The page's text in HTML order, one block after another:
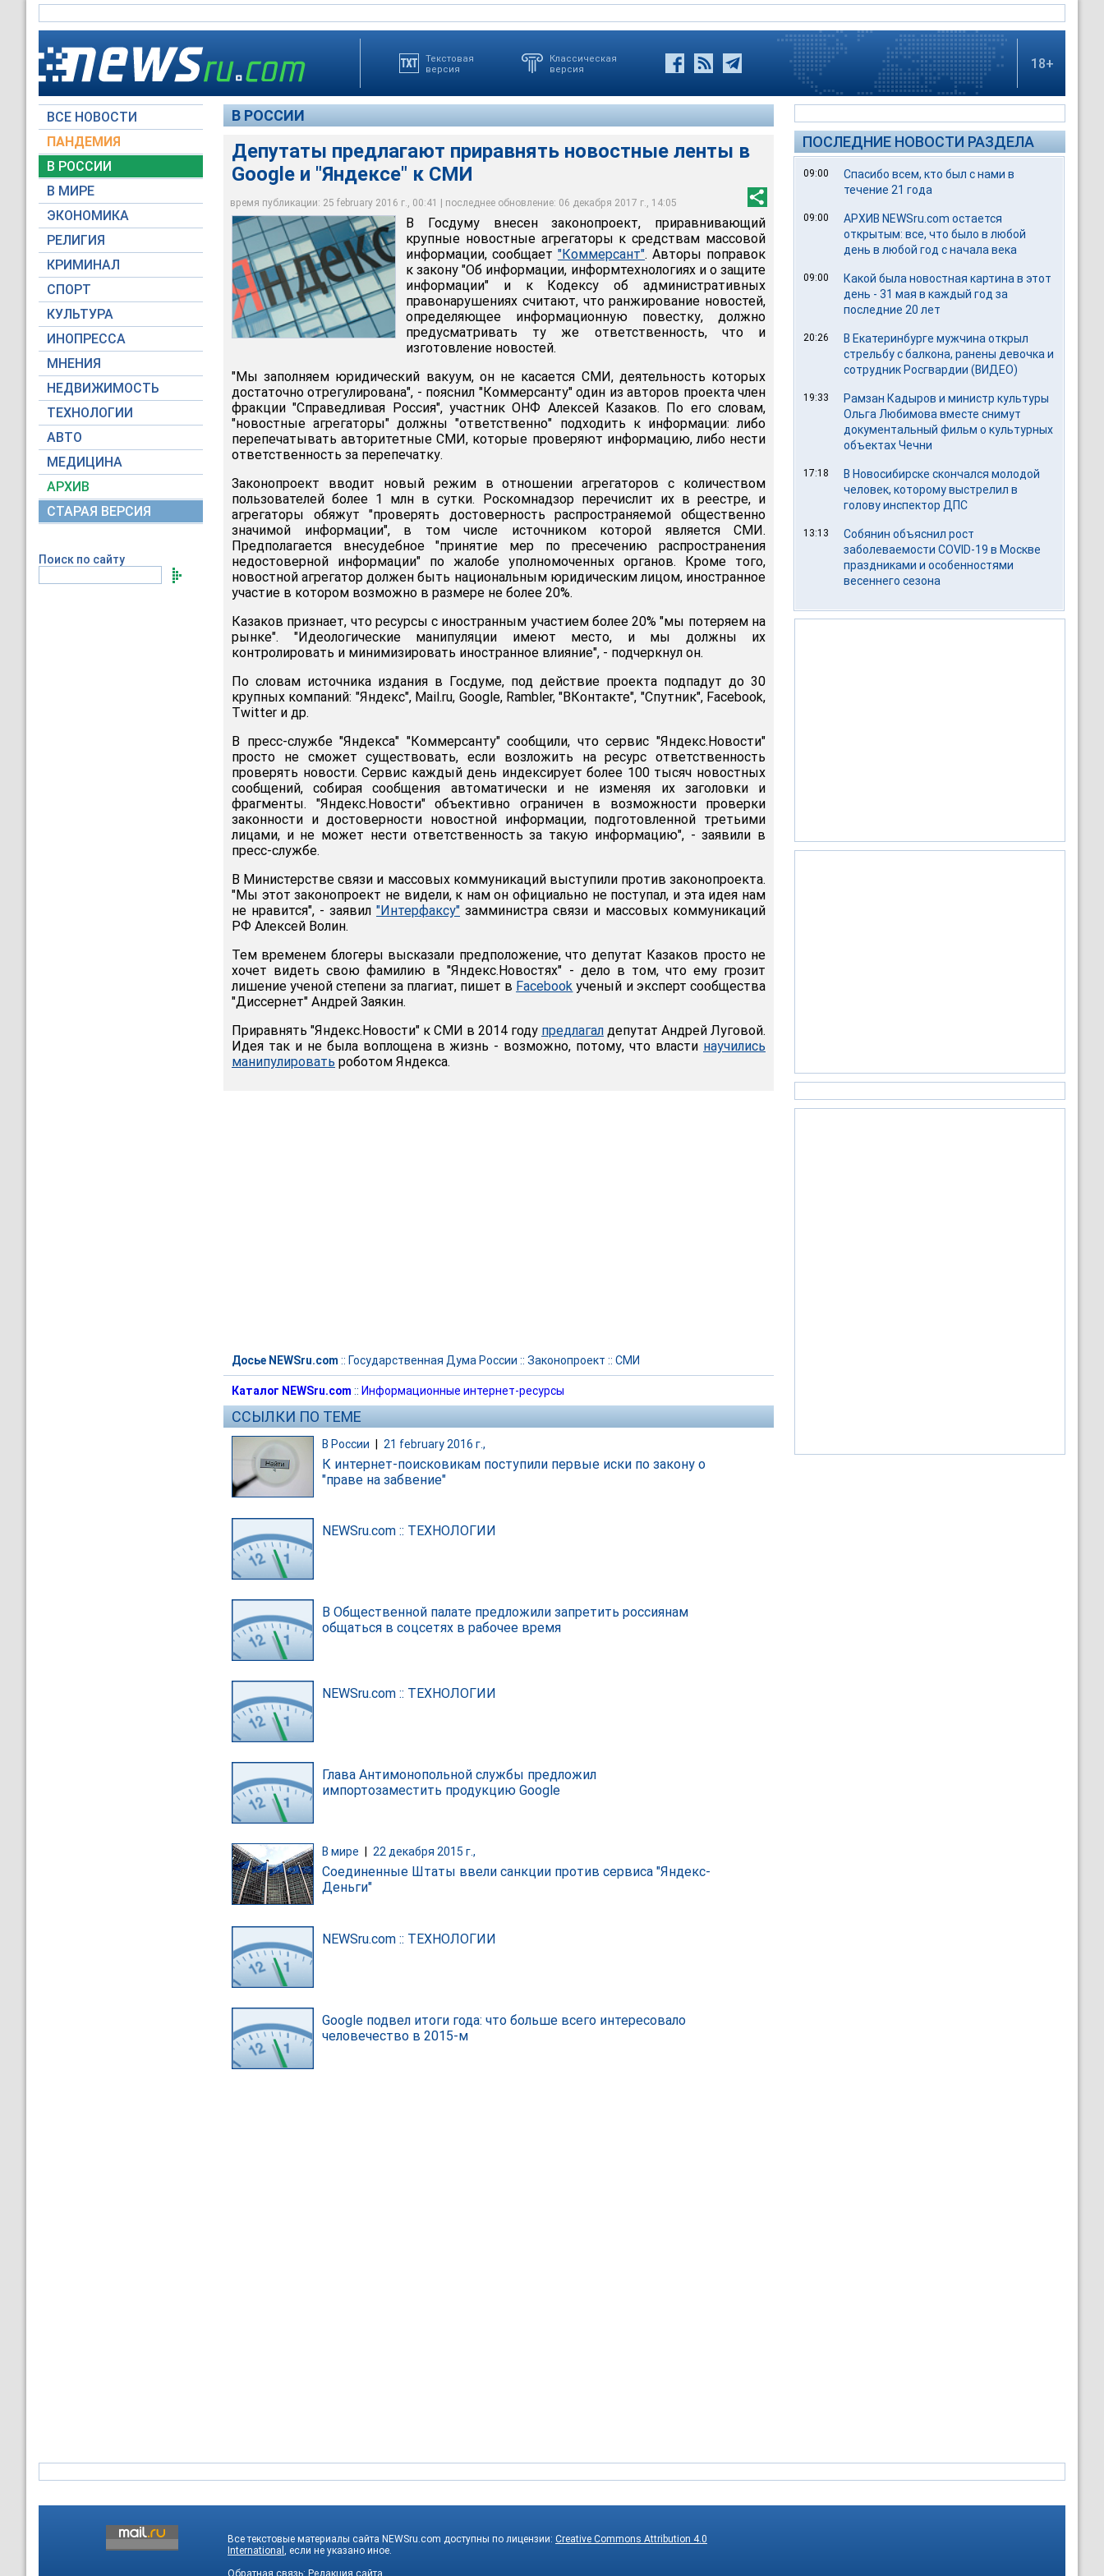
Текстовая
версия
Классическая
версия
18+
ВСЕ НОВОСТИ
ПАНДЕМИЯ
В РОССИИ
В МИРЕ
ЭКОНОМИКА
РЕЛИГИЯ
КРИМИНАЛ
СПОРТ
КУЛЬТУРА
ИНОПРЕССА
МНЕНИЯ
НЕДВИЖИМОСТЬ
ТЕХНОЛОГИИ
АВТО
МЕДИЦИНА
АРХИВ
СТАРАЯ ВЕРСИЯ
Поиск по сайту
В РОССИИ
Депутаты предлагают приравнять новостные ленты в
Google и "Яндексе" к СМИ
время публикации: 25 february 2016 г., 00:41 | последнее обновление: 06 декабря 2017 г., 14:05
Депутаты предлагают приравнять новостные ленты в Google и "Яндексе" к СМИ
© РИА Новости / Максим БлиновВ Госдуму внесен законопроект, приравнивающий
крупные новостные агрегаторы к средствам массовой
информации, сообщает "Коммерсант". Авторы поправок
к закону "Об информации, информтехнологиях и о защите
информации" и к Кодексу об административных
правонарушениях считают, что ранжирование новостей,
определяющее информационную повестку, должно
предусматривать ту же ответственность, что и
изготовление новостей.
"Мы заполняем юридический вакуум, он не касается СМИ, деятельность которых
достаточно отрегулирована", - пояснил "Коммерсанту" один из авторов проекта член
фракции "Справедливая Россия", участник ОНФ Алексей Казаков. По его словам,
"новостные агрегаторы" должны "ответственно" подходить к информации: либо
перепечатывать авторитетные СМИ, которые проверяют информацию, либо нести
ответственность за перепечатку.
Законопроект вводит новый режим в отношении агрегаторов с количеством
пользователей более 1 млн в сутки. Роскомнадзор перечислит их в реестре, и
агрегаторы обяжут "проверять достоверность распространяемой общественно
значимой информации", в том числе источником которой является СМИ.
Предполагается внесудебное "принятие мер по пресечению распространения
недостоверной информации" по жалобе уполномоченных органов. Кроме того,
новостной агрегатор должен быть национальным юридическим лицом, иностранное
участие в котором возможно в размере не более 20%.
Казаков признает, что ресурсы с иностранным участием более 20% "мы потеряем на
рынке". "Идеологические манипуляции имеют место, и мы должны их
контролировать и минимизировать иностранное влияние", - подчеркнул он.
По словам источника издания в Госдуме, под действие проекта подпадут до 30
крупных компаний: "Яндекс", Mail.ru, Google, Rambler, "ВКонтакте", "Спутник", Facebook,
Twitter и др.
В пресс-службе "Яндекса" "Коммерсанту" сообщили, что сервис "Яндекс.Новости"
просто не сможет существовать, если возложить на ресурс ответственность
проверять новости. Сервис каждый день индексирует более 100 тысяч новостных
сообщений, собирая сообщения автоматически и не изменяя их заголовки и
фрагменты. "Яндекс.Новости" объективно ограничен в возможности проверки
законности и достоверности новостной информации, подготовленной третьими
лицами, и не может нести ответственность за такую информацию", - заявили в
пресс-службе.
В Министерстве связи и массовых коммуникаций выступили против законопроекта.
"Мы этот законопроект не видели, к нам он официально не поступал, и эта идея нам
не нравится", - заявил "Интерфаксу" замминистра связи и массовых коммуникаций
РФ Алексей Волин.
Тем временем блогеры высказали предположение, что депутат Казаков просто не
хочет видеть свою фамилию в "Яндекс.Новостях" - дело в том, что ему грозит
лишение ученой степени за плагиат, пишет в Facebook ученый и эксперт сообщества
"Диссернет" Андрей Заякин.
Приравнять "Яндекс.Новости" к СМИ в 2014 году предлагал депутат Андрей Луговой.
Идея так и не была воплощена в жизнь - возможно, потому, что власти научились
манипулировать роботом Яндекса.
Досье NEWSru.com :: Государственная Дума России :: Законопроект :: СМИ
Каталог NEWSru.com :: Информационные интернет-ресурсы
ССЫЛКИ ПО ТЕМЕ
В России 21 february 2016 г.,
К интернет-поисковикам поступили первые иски по закону о
"праве на забвение"
NEWSru.com :: ТЕХНОЛОГИИ
В Общественной палате предложили запретить россиянам
общаться в соцсетях в рабочее время
NEWSru.com :: ТЕХНОЛОГИИ
Глава Антимонопольной службы предложил
импортозаместить продукцию Google
В мире 22 декабря 2015 г.,
Соединенные Штаты ввели санкции против сервиса "Яндекс-
Деньги"
NEWSru.com :: ТЕХНОЛОГИИ
Google подвел итоги года: что больше всего интересовало
человечество в 2015-м
ПОСЛЕДНИЕ НОВОСТИ РАЗДЕЛА
09:00
Спасибо всем, кто был с нами в
течение 21 года
09:00
АРХИВ NEWSru.com остается
открытым: все, что было в любой
день в любой год с начала века
09:00
Какой была новостная картина в этот
день - 31 мая в каждый год за
последние 20 лет
20:26
В Екатеринбурге мужчина открыл
стрельбу с балкона, ранены девочка и
сотрудник Росгвардии (ВИДЕО)
19:33
Рамзан Кадыров и министр культуры
Ольга Любимова вместе снимут
документальный фильм о культурных
объектах Чечни
17:18
В Новосибирске скончался молодой
человек, которому выстрелил в
голову инспектор ДПС
13:13
Собянин объяснил рост
заболеваемости COVID-19 в Москве
праздниками и особенностями
весеннего сезона
Все текстовые материалы сайта NEWSru.com доступны по лицензии: Creative Commons Attribution 4.0
International
, если не указано иное.
Обратная связь: Редакция сайта